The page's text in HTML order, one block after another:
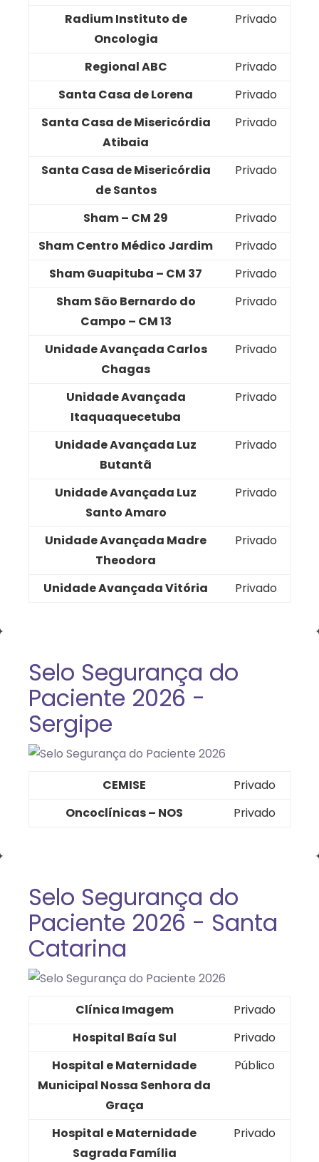
Radium Instituto de
Oncologia
Privado
Regional ABC
Privado
Santa Casa de Lorena
Privado
Santa Casa de Misericórdia
Atibaia
Privado
Santa Casa de Misericórdia
de Santos
Privado
Sham – CM 29
Privado
Sham Centro Médico Jardim
Privado
Sham Guapituba – CM 37
Privado
Sham São Bernardo do
Campo – CM 13
Privado
Unidade Avançada Carlos
Chagas
Privado
Unidade Avançada
Itaquaquecetuba
Privado
Unidade Avançada Luz
Butantã
Privado
Unidade Avançada Luz
Santo Amaro
Privado
Unidade Avançada Madre
Theodora
Privado
Unidade Avançada Vitória Privado
Selo Segurança do
Paciente 2026 -
Sergipe
CEMISE
Privado
Oncoclínicas – NOS
Privado
Selo Segurança do
Paciente 2026 - Santa
Catarina
Clínica Imagem
Privado
Hospital Baía Sul
Privado
Hospital e Maternidade
Municipal Nossa Senhora da
Graça
Público
Hospital e Maternidade
Sagrada Família
Privado